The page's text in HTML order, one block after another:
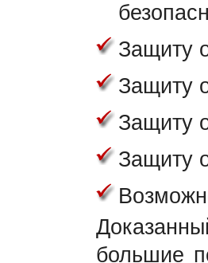
Защиту
Защиту
Защиту
Защиту
большие